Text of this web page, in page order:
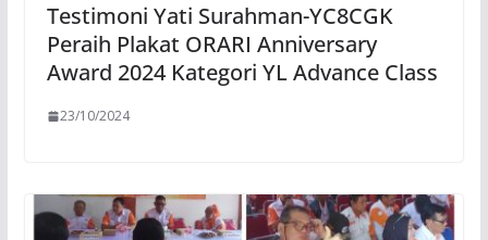
Testimoni Yati Surahman-YC8CGK
Peraih Plakat ORARI Anniversary
Award 2024 Kategori YL Advance Class
23/10/2024